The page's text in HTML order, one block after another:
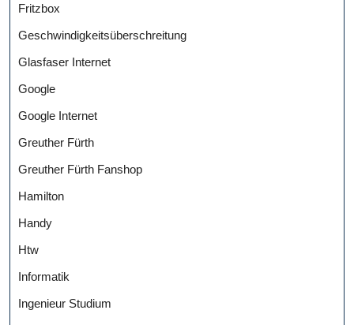
Fritzbox
Geschwindigkeitsüberschreitung
Glasfaser Internet
Google
Google Internet
Greuther Fürth
Greuther Fürth Fanshop
Hamilton
Handy
Htw
Informatik
Ingenieur Studium